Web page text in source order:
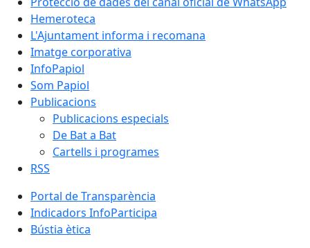
Hemeroteca
L'Ajuntament informa i recomana
Imatge corporativa
InfoPapiol
Som Papiol
Publicacions
Publicacions especials
De Bat a Bat
Cartells i programes
RSS
Portal de Transparència
Indicadors InfoParticipa
Bústia ètica